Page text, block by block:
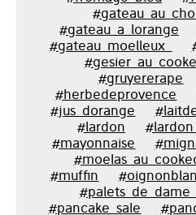
#gateau_a_lorange
#gateau_moelleux_
#gruyererape
#herbedeprovence
#jus_dorange
#lardon
#lardon_
#mayonnaise
#muffin
#palets_de_dame_
#pancake_sale